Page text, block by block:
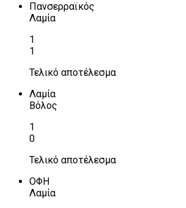
Πανσερραϊκός
Λαμία
1
1
Τελικό αποτέλεσμα
Λαμία
Βόλος
1
0
Τελικό αποτέλεσμα
ΟΦΗ
Λαμία